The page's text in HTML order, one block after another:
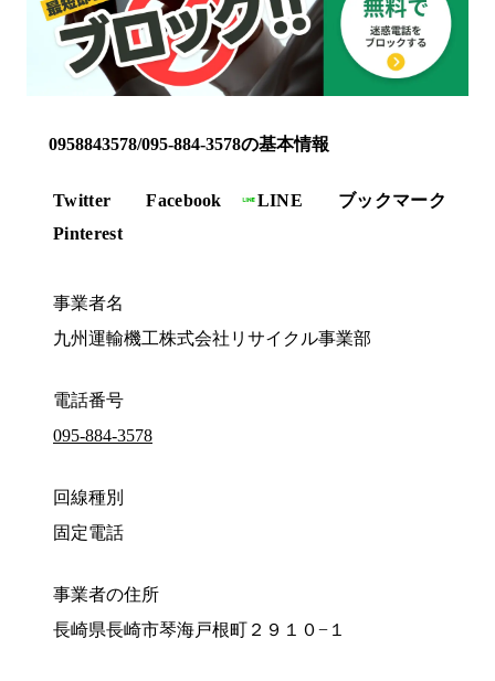
0958843578/095-884-3578の基本情報
Twitter Facebook LINE
ブックマーク
Pinterest
事業者名
九州運輸機工株式会社リサイクル事業部
電話番号
095-884-3578
回線種別
固定電話
事業者の住所
長崎県長崎市琴海戸根町２９１０−１